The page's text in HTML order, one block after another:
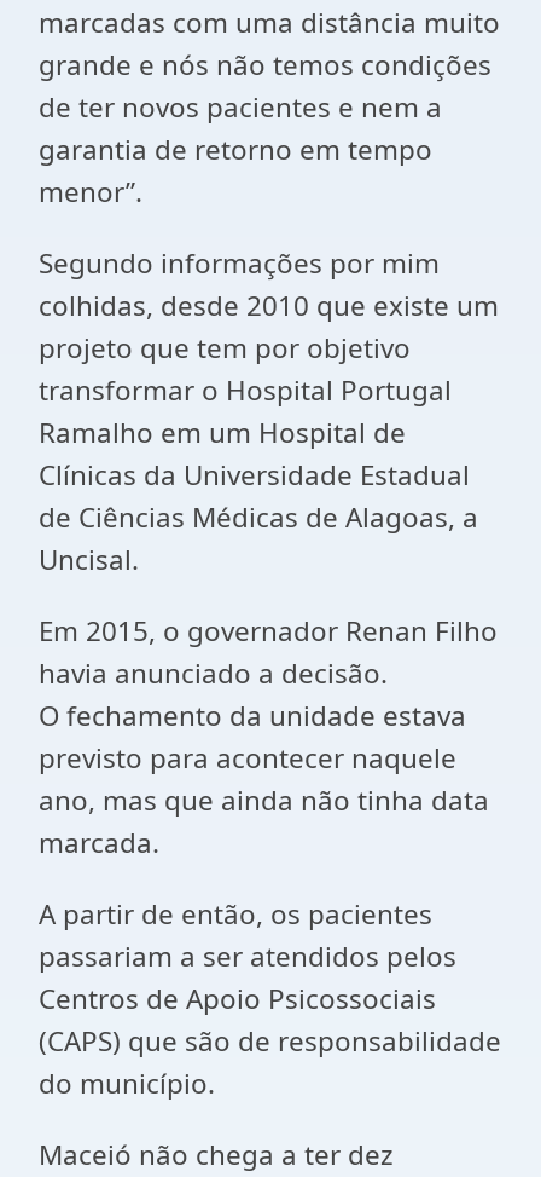
marcadas com uma distância muito
grande e nós não temos condições
de ter novos pacientes e nem a
garantia de retorno em tempo
menor”.
Segundo informações por mim
colhidas, desde 2010 que existe um
projeto que tem por objetivo
transformar o Hospital Portugal
Ramalho em um Hospital de
Clínicas da Universidade Estadual
de Ciências Médicas de Alagoas, a
Uncisal.
Em 2015, o governador Renan Filho
havia anunciado a decisão.
O fechamento da unidade estava
previsto para acontecer naquele
ano, mas que ainda não tinha data
marcada.
A partir de então, os pacientes
passariam a ser atendidos pelos
Centros de Apoio Psicossociais
(CAPS) que são de responsabilidade
do município.
Maceió não chega a ter dez